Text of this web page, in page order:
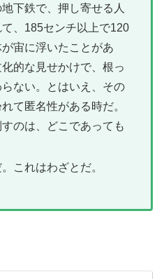
下鉄で、押し寄せる人
、185センチ以上で120
宙に浮いたことがあ
的な見せかけで、根っ
ない。とはいえ、その
て匿名性がある時だ。
のは、どこであっても
これはわざとだ。